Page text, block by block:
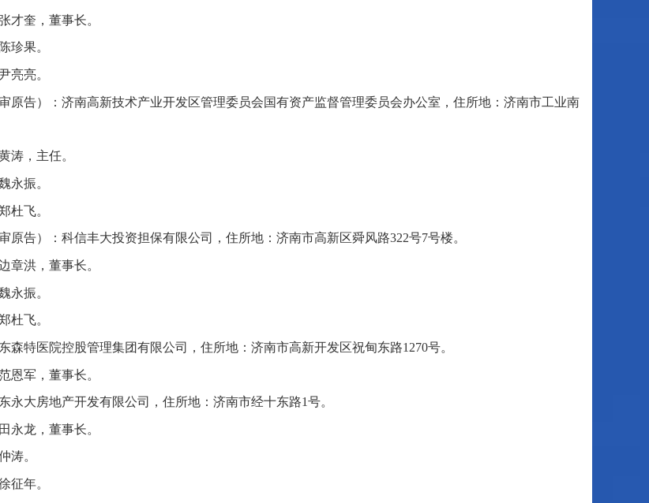
才奎，董事长。
珍果。
亮亮。
原告）：济南高新技术产业开发区管理委员会国有资产监督管理委员会办公室，住所地：济南市工业南
涛，主任。
永振。
杜飞。
原告）：科信丰大投资担保有限公司，住所地：济南市高新区舜风路322号7号楼。
章洪，董事长。
永振。
杜飞。
森特医院控股管理集团有限公司，住所地：济南市高新开发区祝甸东路1270号。
恩军，董事长。
永大房地产开发有限公司，住所地：济南市经十东路1号。
永龙，董事长。
涛。
征年。